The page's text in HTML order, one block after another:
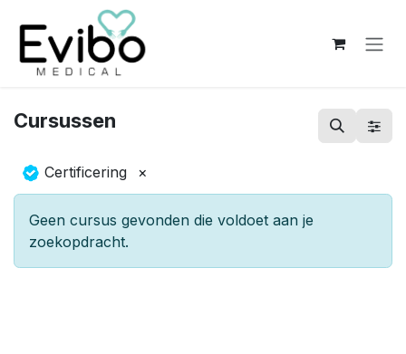
Overslaan naar inhoud
Cursussen
Certificering ×
Geen cursus gevonden die voldoet aan je
zoekopdracht.